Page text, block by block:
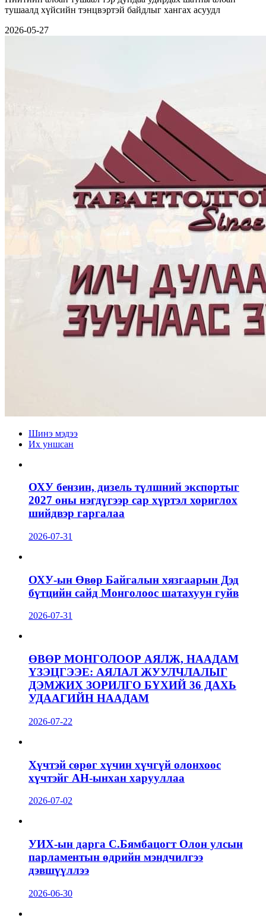
тушаалд хүйсийн тэнцвэртэй байдлыг хангах асуудл
2026-05-27
Шинэ мэдээ
Их уншсан
ОХУ бензин, дизель түлшний экспортыг
2027 оны нэгдүгээр сар хүртэл хориглох
шийдвэр гаргалаа
2026-07-31
ОХУ-ын Өвөр Байгалын хязгаарын Дэд
бүтцийн сайд Монголоос шатахуун гуйв
2026-07-31
ӨВӨР МОНГОЛООР АЯЛЖ, НААДАМ
ҮЗЭЦГЭЭЕ: АЯЛАЛ ЖУУЛЧЛАЛЫГ
ДЭМЖИХ ЗОРИЛГО БҮХИЙ 36 ДАХЬ
УДААГИЙН НААДАМ
2026-07-22
Хүчтэй сөрөг хүчин хүчгүй олонхоос
хүчтэйг АН-ынхан харууллаа
2026-07-02
УИХ-ын дарга С.Бямбацогт Олон улсын
парламентын өдрийн мэндчилгээ
дэвшүүллээ
2026-06-30